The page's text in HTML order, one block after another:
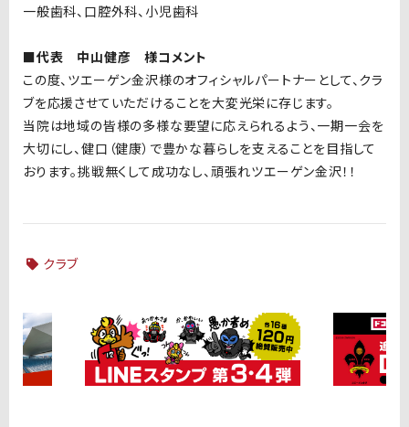
一般歯科、口腔外科、小児歯科
■代表 中山健彦 様コメント
この度、ツエーゲン金沢様のオフィシャルパートナーとして、クラ
ブを応援させていただけることを大変光栄に存じます。
当院は地域の皆様の多様な要望に応えられるよう、一期一会を
大切にし、健口（健康）で豊かな暮らしを支えることを目指して
おります。挑戦無くして成功なし、頑張れツエーゲン金沢！！
クラブ